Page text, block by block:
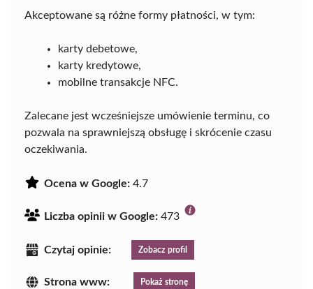
Akceptowane są różne formy płatności, w tym:
karty debetowe,
karty kredytowe,
mobilne transakcje NFC.
Zalecane jest wcześniejsze umówienie terminu, co
pozwala na sprawniejszą obsługę i skrócenie czasu
oczekiwania.
Ocena w Google: 4.7
Liczba opinii w Google: 473
Czytaj opinie: Zobacz profil
Strona www: Pokaż stronę